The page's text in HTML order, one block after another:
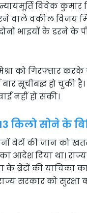
विवेक कुमार
वाले वकील विजय
दोनों भाइयों के
को गिरफ्तार
सूचीबद्ध हो चुकी
नहीं हो सकी।
किलो सोने के
बेटों की जान को
आदेश दिया था।
के बेटों की याचिका
सरकार को